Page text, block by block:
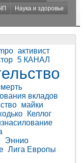
Наука и здоровье
активист
5 КАНАЛ
вкладов
майки
Келлог
Эннио
Лига Европы